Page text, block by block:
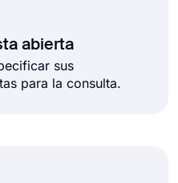
abierta
sus
para la consulta.